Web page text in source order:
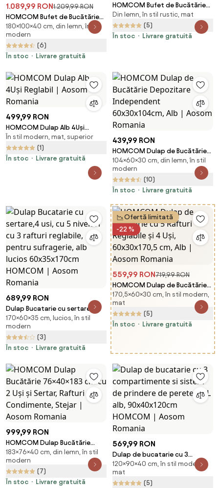
1.089,99 RON1.209,99 RON
HOMCOM Bufet de Bucătărie
cu Sertare, Rafturi Deschise și
Rafturi Reglabile din Lemn MDF,
100x40x180 cm, Alb | Aosom
Romania
180×100×40 cm, din lemn, în stil
modern
(6)
În stoc
Livrare gratuită
HOMCOM Bufet de Bucătărie
cu Suport pentru Sticle, Priză și
Iluminare LED, Negru | Aosom
Romania
Din lemn, în stil rustic, mat
(5)
În stoc
Livrare gratuită
499,99 RON
HOMCOM Dulap Alb 4Uși
Reglabil | Aosom Romania
În stil modern, mat, superior
(1)
În stoc
Livrare gratuită
439,99 RON
HOMCOM Dulap de Bucătărie
Depozitare Independent
60x30x104cm, Alb | Aosom
Romania
104×60×30 cm, din lemn, în stil
modern
(10)
În stoc
Livrare gratuită
689,99 RON
Dulap Bucatarie cu sertare,4
usi, cu 5 niveluri cu 3 rafturi
reglabile, pentru sufragerie, alb
lucios 60x35x170cm HOMCOM |
Aosom Romania
170×60×35 cm, lucios, în stil
modern
(3)
În stoc
Livrare gratuită
Ofertă limitată
-22 %
559,99 RON719,99 RON
HOMCOM Dulap de Bucătărie
cu 5 Rafturi Reglabile și 4 Uși,
60x30x170,5 cm, Alb | Aosom
Romania
170,5×60×30 cm, în stil modern,
mat
(5)
În stoc
Livrare gratuită
999,99 RON
HOMCOM Dulap Bucătărie
76×40×183 cm cu 2 Uși și Sertar,
Rafturi Condimente, Stejar |
Aosom Romania
183×76×40 cm, din lemn, în stil
modern
(7)
În stoc
Livrare gratuită
569,99 RON
Dulap de bucatarie cu 3
compartimente si sistem de
prindere de perete, PAL alb,
90x40x120cm HOMCOM |
120×90×40 cm, în stil modern,
mat
(5)